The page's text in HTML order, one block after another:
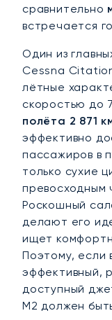
сравнительно
встречается
Один из
Cessna
лётные
скоростью до
полёта 2 871
эффективно
пассажиров в
только сухие
превосходным
Роскошный
делают его
ищет
Поэтому, если
эффективный,
доступный
M2 должен